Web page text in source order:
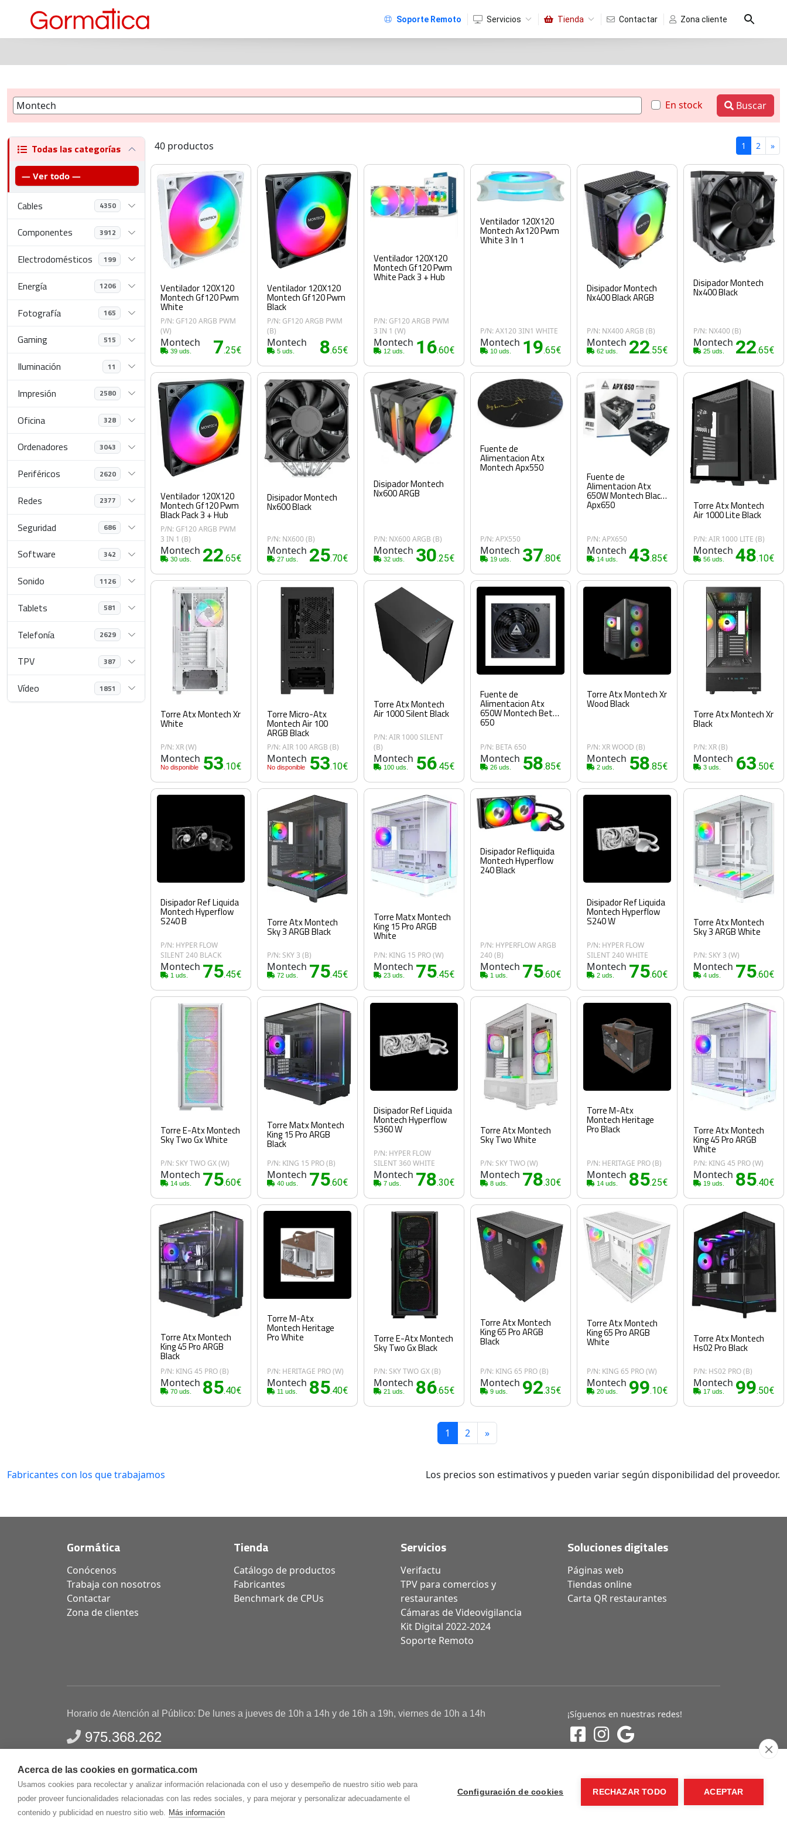
Acerca de las cookies en gormatica.com
Usamos cookies para recolectar y analizar información relacionada con el uso y desempeño de nuestro sitio web para
poder proveer funcionalidades relacionadas con las redes sociales, y para mejorar y personalizar adecuadamente el
contenido y publicidad en nuestro sitio web. Más información
Configuración de cookies RECHAZAR TODO ACEPTAR
Soporte Remoto Servicios Tienda Contactar Zona cliente
En stock Buscar
Todas las categorías
— Ver todo —
Cables 4350
Componentes 3912
Electrodomésticos 199
Energía 1206
Fotografía 165
Gaming 515
Iluminación 11
Impresión 2580
Oficina 328
Ordenadores 3043
Periféricos 2620
Redes 2377
Seguridad 686
Software 342
Sonido 1126
Tablets 581
Telefonía 2629
TPV 387
Vídeo 1851
40 productos 1 2 »
Ventilador 120X120
Montech Gf120 Pwm
White
P/N: GF120 ARGB PWM
(W)
Montech
39 uds. 7.25€
Ventilador 120X120
Montech Gf120 Pwm
Black
P/N: GF120 ARGB PWM
(B)
Montech
5 uds. 8.65€
Ventilador 120X120
Montech Gf120 Pwm
White Pack 3 + Hub
P/N: GF120 ARGB PWM
3 IN 1 (W)
Montech
12 uds. 16.60€
Ventilador 120X120
Montech Ax120 Pwm
White 3 In 1
P/N: AX120 3IN1 WHITE
Montech
10 uds. 19.65€
Disipador Montech
Nx400 Black ARGB
P/N: NX400 ARGB (B)
Montech
62 uds. 22.55€
Disipador Montech
Nx400 Black
P/N: NX400 (B)
Montech
25 uds. 22.65€
Ventilador 120X120
Montech Gf120 Pwm
Black Pack 3 + Hub
P/N: GF120 ARGB PWM
3 IN 1 (B)
Montech
30 uds. 22.65€
Disipador Montech
Nx600 Black
P/N: NX600 (B)
Montech
27 uds. 25.70€
Disipador Montech
Nx600 ARGB
P/N: NX600 ARGB (B)
Montech
32 uds. 30.25€
Fuente de
Alimentacion Atx
Montech Apx550
P/N: APX550
Montech
19 uds. 37.80€
Fuente de
Alimentacion Atx
650W Montech Black
Apx650
P/N: APX650
Montech
14 uds. 43.85€
Torre Atx Montech
Air 1000 Lite Black
P/N: AIR 1000 LITE (B)
Montech
56 uds. 48.10€
Torre Atx Montech Xr
White
P/N: XR (W)
Montech
No disponible 53.10€
Torre Micro-Atx
Montech Air 100
ARGB Black
P/N: AIR 100 ARGB (B)
Montech
No disponible 53.10€
Torre Atx Montech
Air 1000 Silent Black
P/N: AIR 1000 SILENT
(B)
Montech
100 uds. 56.45€
Fuente de
Alimentacion Atx
650W Montech Beta
650
P/N: BETA 650
Montech
26 uds. 58.85€
Torre Atx Montech Xr
Wood Black
P/N: XR WOOD (B)
Montech
2 uds. 58.85€
Torre Atx Montech Xr
Black
P/N: XR (B)
Montech
3 uds. 63.50€
Disipador Ref Liquida
Montech Hyperflow
S240 B
P/N: HYPER FLOW
SILENT 240 BLACK
Montech
1 uds. 75.45€
Torre Atx Montech
Sky 3 ARGB Black
P/N: SKY 3 (B)
Montech
72 uds. 75.45€
Torre Matx Montech
King 15 Pro ARGB
White
P/N: KING 15 PRO (W)
Montech
23 uds. 75.45€
Disipador Refliquida
Montech Hyperflow
240 Black
P/N: HYPERFLOW ARGB
240 (B)
Montech
1 uds. 75.60€
Disipador Ref Liquida
Montech Hyperflow
S240 W
P/N: HYPER FLOW
SILENT 240 WHITE
Montech
2 uds. 75.60€
Torre Atx Montech
Sky 3 ARGB White
P/N: SKY 3 (W)
Montech
4 uds. 75.60€
Torre E-Atx Montech
Sky Two Gx White
P/N: SKY TWO GX (W)
Montech
14 uds. 75.60€
Torre Matx Montech
King 15 Pro ARGB
Black
P/N: KING 15 PRO (B)
Montech
40 uds. 75.60€
Disipador Ref Liquida
Montech Hyperflow
S360 W
P/N: HYPER FLOW
SILENT 360 WHITE
Montech
7 uds. 78.30€
Torre Atx Montech
Sky Two White
P/N: SKY TWO (W)
Montech
8 uds. 78.30€
Torre M-Atx
Montech Heritage
Pro Black
P/N: HERITAGE PRO (B)
Montech
14 uds. 85.25€
Torre Atx Montech
King 45 Pro ARGB
White
P/N: KING 45 PRO (W)
Montech
19 uds. 85.40€
Torre Atx Montech
King 45 Pro ARGB
Black
P/N: KING 45 PRO (B)
Montech
70 uds. 85.40€
Torre M-Atx
Montech Heritage
Pro White
P/N: HERITAGE PRO (W)
Montech
11 uds. 85.40€
Torre E-Atx Montech
Sky Two Gx Black
P/N: SKY TWO GX (B)
Montech
21 uds. 86.65€
Torre Atx Montech
King 65 Pro ARGB
Black
P/N: KING 65 PRO (B)
Montech
9 uds. 92.35€
Torre Atx Montech
King 65 Pro ARGB
White
P/N: KING 65 PRO (W)
Montech
20 uds. 99.10€
Torre Atx Montech
Hs02 Pro Black
P/N: HS02 PRO (B)
Montech
17 uds. 99.50€
1 2 »
Fabricantes con los que trabajamos Los precios son estimativos y pueden variar según disponibilidad del proveedor.
Gormática
Conócenos
Trabaja con nosotros
Contactar
Zona de clientes
Tienda
Catálogo de productos
Fabricantes
Benchmark de CPUs
Servicios
Verifactu
TPV para comercios y
restaurantes
Cámaras de Videovigilancia
Kit Digital 2022-2024
Soporte Remoto
Soluciones digitales
Páginas web
Tiendas online
Carta QR restaurantes
Horario de Atención al Público: De lunes a jueves de 10h a 14h y de 16h a 19h, viernes de 10h a 14h
975.368.262
Gormaz Informática S.L.C/ Soria, 2 - El Burgo de Osma (Soria)
¡Síguenos en nuestras redes!